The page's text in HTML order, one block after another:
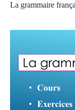
La grammaire